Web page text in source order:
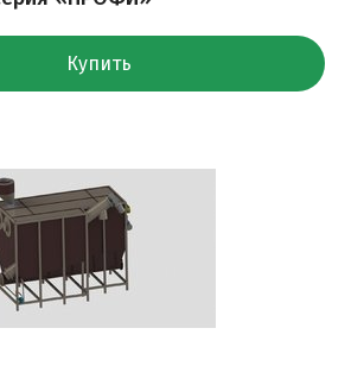
Купить